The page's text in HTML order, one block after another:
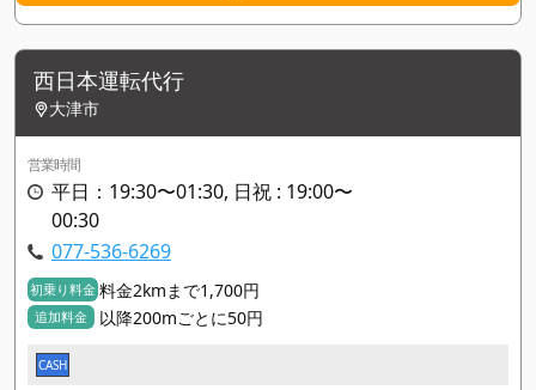
西日本運転代行
大津市
営業時間
平日：19:30〜01:30, 日祝 : 19:00〜
00:30
077-536-6269
初乗り料金 料金2kmまで1,700円
追加料金 以降200mごとに50円
CASH